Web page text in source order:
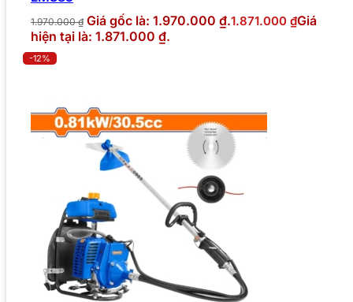
1.970.000₫ Giá gốc là: 1.970.000 ₫.1.871.000 ₫Giá
hiện tại là: 1.871.000 ₫.
-12%